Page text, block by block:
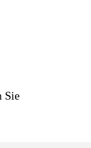
Sie